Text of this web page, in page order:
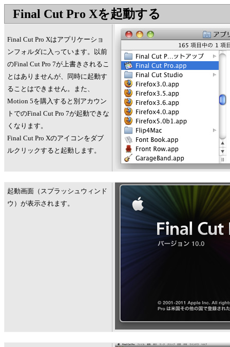
Final Cut Pro Xを起動する
Final Cut Pro Xはアプリケーショ
ンフォルダに入っています。以前
のFinal Cut Pro 7が上書きされるこ
とはありませんが、同時に起動す
ることはできません。また、
Motion 5を購入すると別アカウン
トでのFinal Cut Pro 7が起動できな
くなります。
Final Cut Pro Xのアイコンをダブ
ルクリックすると起動します。
起動画面（スプラッシュウィンド
ウ）が表示されます。